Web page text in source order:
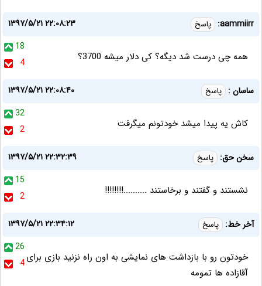
aammiirr: پاسخ
۱۳۹۷/۵/۲۱ ۲۲:۰۸:۲۳
18
4
همه چی درست شد دیگه؟ کی دلار میشه 3700؟
ساسان : پاسخ
۱۳۹۷/۵/۲۱ ۲۲:۰۸:۴۰
32
2
کاش یه پیدا میشد خودتونم میگرفت
سخن حق: پاسخ
۱۳۹۷/۵/۲۱ ۲۲:۳۲:۳۹
15
2
نشستند و گفتند و برخاستند ..........!!!!!!!!
آخر خط: پاسخ
۱۳۹۷/۵/۲۱ ۲۲:۳۴:۱۲
26
4خودتون رو با بازداشت های نمایشی به اون راه نزنید بازی برای
آقازاده ها تمومه